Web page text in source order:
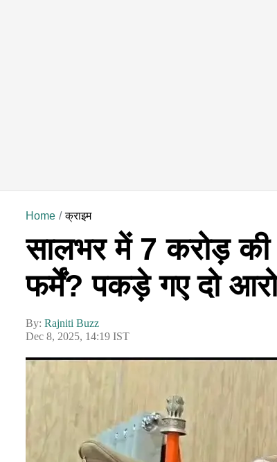
Home क्राइम
सालभर में 7 करोड़
फर्में? पकड़े गए दो
By: Rajniti Buzz
Dec 8, 2025, 14:19 IST